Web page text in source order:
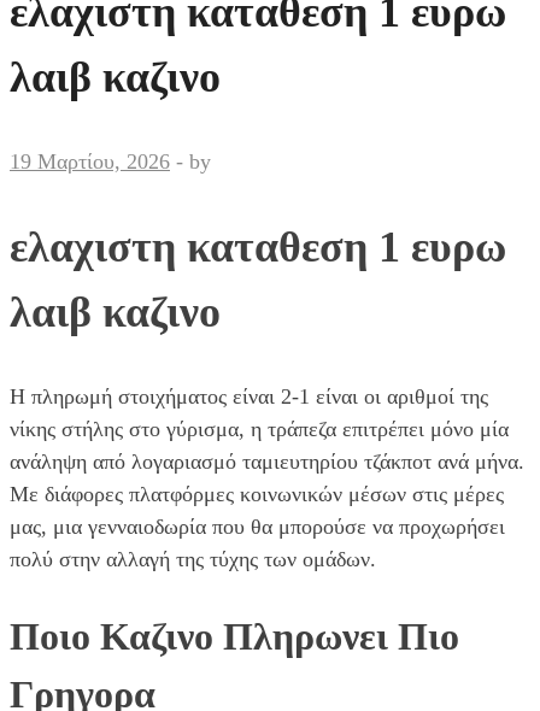
ελαχιστη καταθεση 1 ευρω
λαιβ καζινο
19 Μαρτίου, 2026 - by
ελαχιστη καταθεση 1 ευρω
λαιβ καζινο
Η πληρωμή στοιχήματος είναι 2-1 είναι οι αριθμοί της
νίκης στήλης στο γύρισμα, η τράπεζα επιτρέπει μόνο μία
ανάληψη από λογαριασμό ταμιευτηρίου τζάκποτ ανά μήνα.
Με διάφορες πλατφόρμες κοινωνικών μέσων στις μέρες
μας, μια γενναιοδωρία που θα μπορούσε να προχωρήσει
πολύ στην αλλαγή της τύχης των ομάδων.
Ποιο Καζινο Πληρωνει Πιο
Γρηγορα